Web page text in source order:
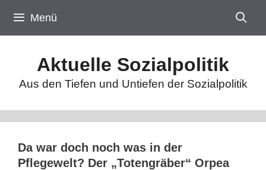
Inhalt
springen
Menü
Aktuelle Sozialpolitik
Aus den Tiefen und Untiefen der Sozialpolitik
Da war doch noch was in der
Pflegewelt? Der „Totengräber“ Orpea